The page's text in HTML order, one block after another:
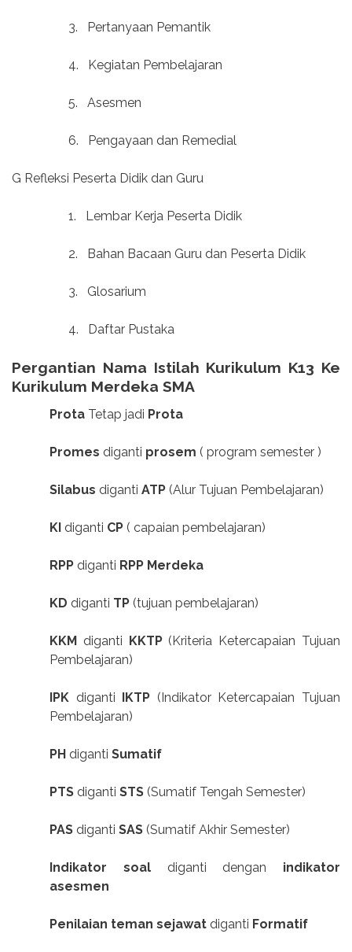
3. Pertanyaan Pemantik
4. Kegiatan Pembelajaran
5. Asesmen
6. Pengayaan dan Remedial
G Refleksi Peserta Didik dan Guru
1. Lembar Kerja Peserta Didik
2. Bahan Bacaan Guru dan Peserta Didik
3. Glosarium
4. Daftar Pustaka
Pergantian Nama Istilah Kurikulum K13 Ke
Kurikulum Merdeka SMA
Prota Tetap jadi Prota
Promes diganti prosem ( program semester )
Silabus diganti ATP (Alur Tujuan Pembelajaran)
KI diganti CP ( capaian pembelajaran)
RPP diganti RPP Merdeka
KD diganti TP (tujuan pembelajaran)
KKM diganti KKTP(Kriteria Ketercapaian Tujuan
Pembelajaran)
IPK diganti IKTP (Indikator Ketercapaian Tujuan
Pembelajaran)
PH diganti Sumatif
PTS diganti STS (Sumatif Tengah Semester)
PAS diganti SAS (Sumatif Akhir Semester)
Indikator soaldiganti dengan indikator
asesmen
Penilaian teman sejawat diganti Formatif